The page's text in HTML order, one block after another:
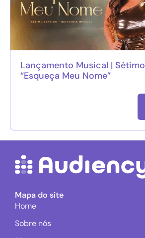
Lançamento Musical |
“Esqueça Meu Nome”
Mapa do site
Home
Sobre nós